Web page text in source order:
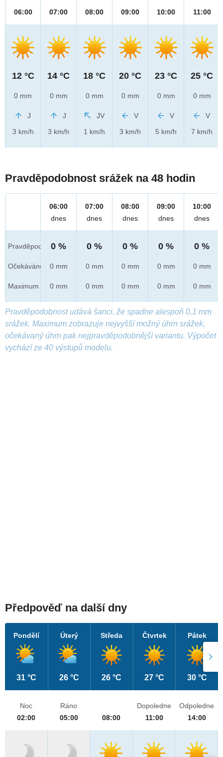
06:00
12 °C
0 mm
J
3 km/h
07:00
14 °C
0 mm
J
3 km/h
08:00
18 °C
0 mm
JV
1 km/h
09:00
20 °C
0 mm
V
3 km/h
10:00
23 °C
0 mm
V
5 km/h
11:00
25 °C
0 mm
V
7 km/h
Pravděpodobnost srážek na 48 hodin
Pravděpod.
Očekáváno
Maximum
06:00
dnes
0 %
0 mm
0 mm
07:00
dnes
0 %
0 mm
0 mm
08:00
dnes
0 %
0 mm
0 mm
09:00
dnes
0 %
0 mm
0 mm
10:00
dnes
0 %
0 mm
0 mm
Pravděpodobnost udává šanci, že spadne alespoň 0,1 mm
srážek. Maximum zobrazuje nejvyšší možný úhrn srážek,
očekávaný úhrn pak nejpravděpodobnější variantu. Výpočet
vychází ze 40 výstupů modelu.
Předpověď na další dny
Pondělí
31 °C
Úterý
26 °C
Středa
26 °C
Čtvrtek
27 °C
Pátek
30 °C
Noc
02:00
Ráno
05:00
08:00
Dopoledne
11:00
Odpoledne
14:00